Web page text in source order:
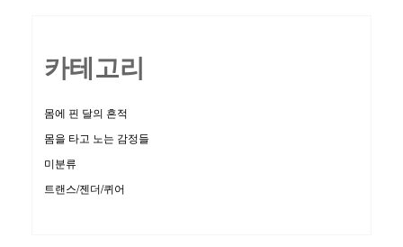
카테고리
몸에 핀 달의 흔적
몸을 타고 노는 감정들
미분류
트랜스/젠더/퀴어